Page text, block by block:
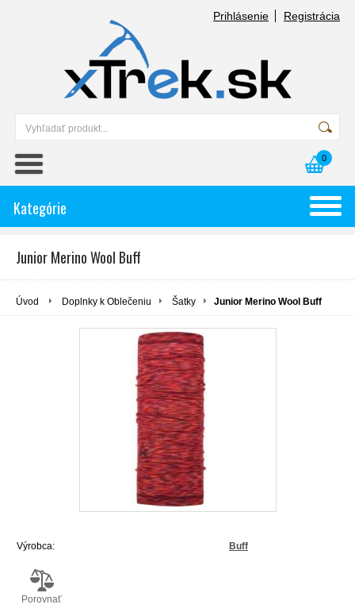
Prihlásenie Registrácia
0
Kategórie
Junior Merino Wool Buff
Úvod Doplnky k Oblečeniu Šatky Junior Merino Wool Buff
Výrobca: Buff
Porovnať